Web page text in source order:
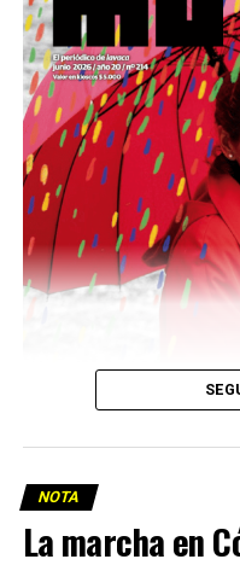
podría ser una frase:
Descargar la Mu en
NOTA
La marcha en